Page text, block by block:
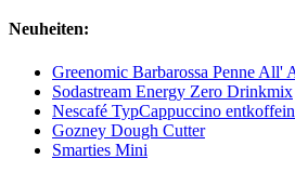
Neuheiten:
Greenomic Barbarossa Penne All'
Sodastream Energy Zero Drinkmix
Nescafé TypCappuccino
Gozney Dough Cutter
Smarties Mini